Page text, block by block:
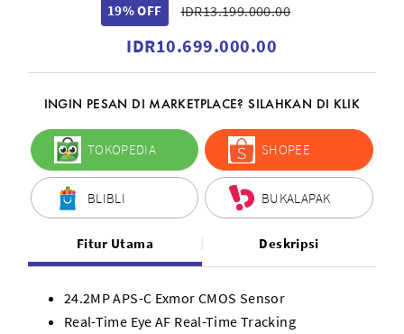
19% OFF IDR13.199.000.00
IDR10.699.000.00
INGIN PESAN DI MARKETPLACE? SILAHKAN DI KLIK
TOKOPEDIA SHOPEE
BLIBLI BUKALAPAK
Fitur Utama Deskripsi
24.2MP APS-C Exmor CMOS Sensor
Real-Time Eye AF Real-Time Tracking